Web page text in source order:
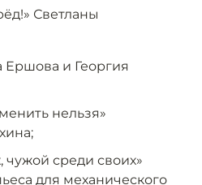
Светланы
Ершова и Георгия
нельзя»
чужой среди своих»
для механического